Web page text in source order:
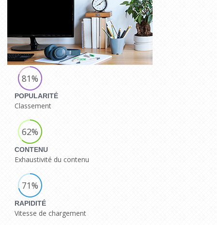
81%
POPULARITÉ
Classement
62%
CONTENU
Exhaustivité du contenu
71%
RAPIDITÉ
Vitesse de chargement